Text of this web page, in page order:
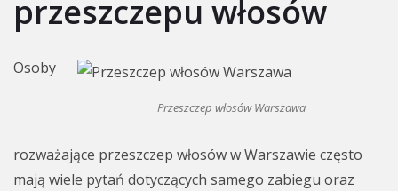
przeszczepu włosów
Przeszczep włosów Warszawa
Osoby
rozważające przeszczep włosów w Warszawie często
mają wiele pytań dotyczących samego zabiegu oraz